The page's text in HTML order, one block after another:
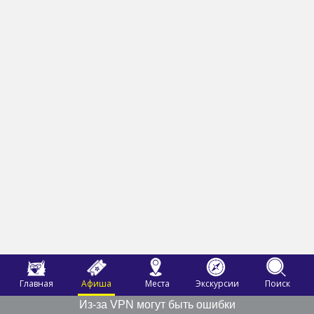
Главная Афиша Места Экскурсии
Поиск
Из-за VPN могут быть ошибки